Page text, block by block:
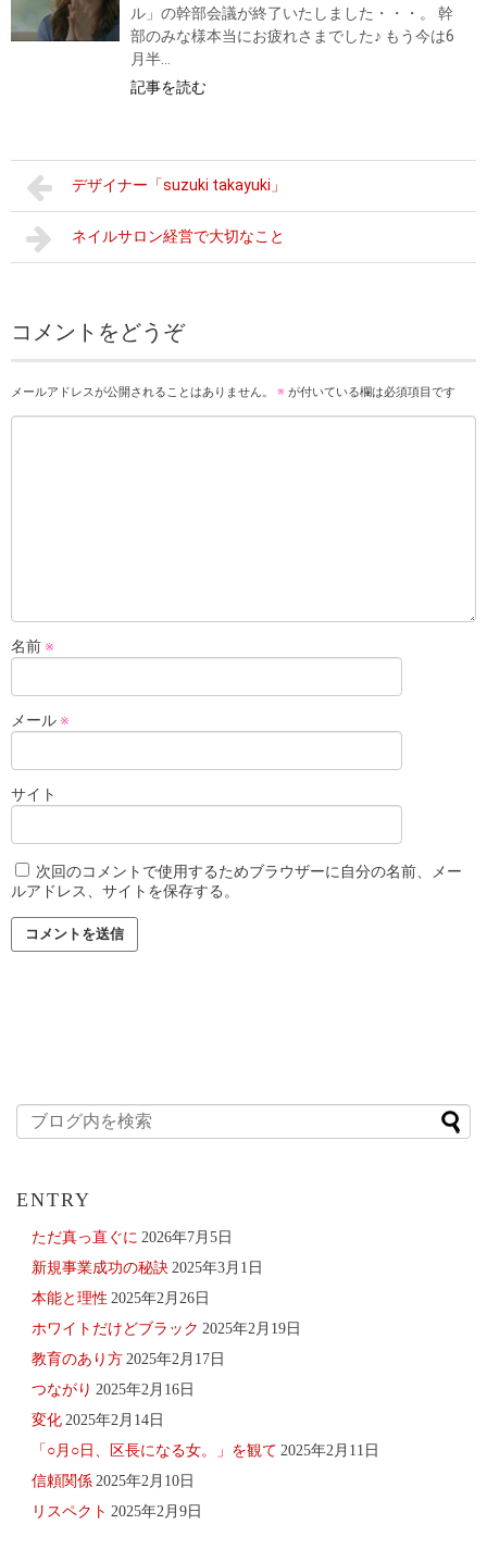
ル」の幹部会議が終了いたしました・・・。 幹
部のみな様本当にお疲れさまでした♪ もう今は6
月半...
記事を読む
デザイナー「suzuki takayuki」
ネイルサロン経営で大切なこと
コメントをどうぞ
メールアドレスが公開されることはありません。 ※ が付いている欄は必須項目です
名前 ※
メール ※
サイト
次回のコメントで使用するためブラウザーに自分の名前、メー
ルアドレス、サイトを保存する。
ENTRY
ただ真っ直ぐに 2026年7月5日
新規事業成功の秘訣 2025年3月1日
本能と理性 2025年2月26日
ホワイトだけどブラック 2025年2月19日
教育のあり方 2025年2月17日
つながり 2025年2月16日
変化 2025年2月14日
「○月○日、区長になる女。」を観て 2025年2月11日
信頼関係 2025年2月10日
リスペクト 2025年2月9日